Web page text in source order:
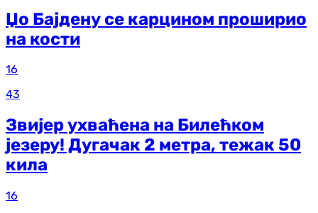
Џо Бајдену се карцином проширио
на кости
16
43
Звијер ухваћена на Билећком
језеру! Дугачак 2 метра, тежак 50
кила
16